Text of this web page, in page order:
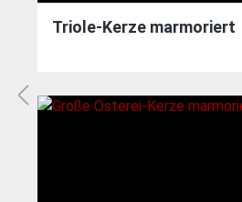
Triole-Kerze marmoriert